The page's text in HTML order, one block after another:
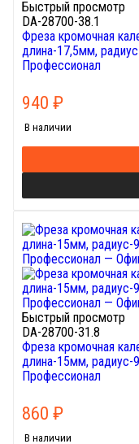
Быстрый просмотр
DA-28700-38.1
Фреза кромочная
длина-17,5мм,
Профессионал
940 ₽
В наличии
Быстрый просмотр
DA-28700-31.8
Фреза кромочная
длина-15мм,
Профессионал
860 ₽
В наличии